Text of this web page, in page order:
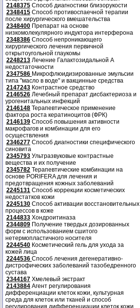
2148375 Способ диагностики близорукости
2348415 Способ противоспаечной терапии
после хирургического вмешательства
2348400 Препарат на основе
низкомолекулярного индуктора интерферона
2348386 Способ непроникающего
хирургического лечения первичной
открытоугольной глаукомы
2248213 Лечение Галактозидальной А
недостаточности
2347586 Микрофлюидизированные эмульсии
типа "масло в воде" и вакцинные средства
2147243 Контрастное средство
2146526 Лечебный препарат дисбактериоза и
урогенитальных инфекций
2146148 Терапевтическое применение
фактора роста кератиноцитов (ФРК)
2146139 Способ повышения активности
макрофагов и комбинации для его
осуществления
2346277 Способ диагностики специфического
синовита
2345793 Ультразвуковые контрастные
вещества и их получение
2345782 Терапевтические комбинации на
основе PORIFERA для лечения и
предотвращения кожных заболеваний
2245131 Способ коррекции косметических
недостатков кожи
2245130 Способ активации восстановительных
процессов в коже
2144833 Хондроитиназа
2344809 Получение твердых дозированных
форм с использованием сшитого
нетермопластичного носителя
2244540 Косметический гель для ухода за
кожей лица
2244536 Способ лечения дегенеративно-
дистрофических заболеваний тазобедренного
сустава
2344167 Хмелевый экстракт
2143884 Агент регулирования
дифференциации клеток кожи, культурная
среда для клеток или тканей и способ
регулирования дифференциации клеток кожи